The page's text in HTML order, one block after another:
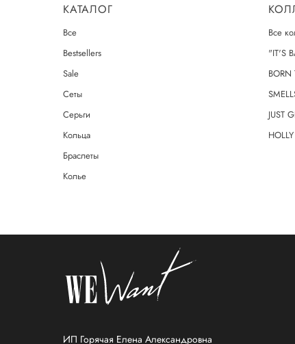
КАТАЛОГ
Все
Bestsellers
Sale
Сеты
Серьги
Кольца
Браслеты
Колье
Все
"IT'S
BORN
JUST
ИП Горячая Елена Александровна